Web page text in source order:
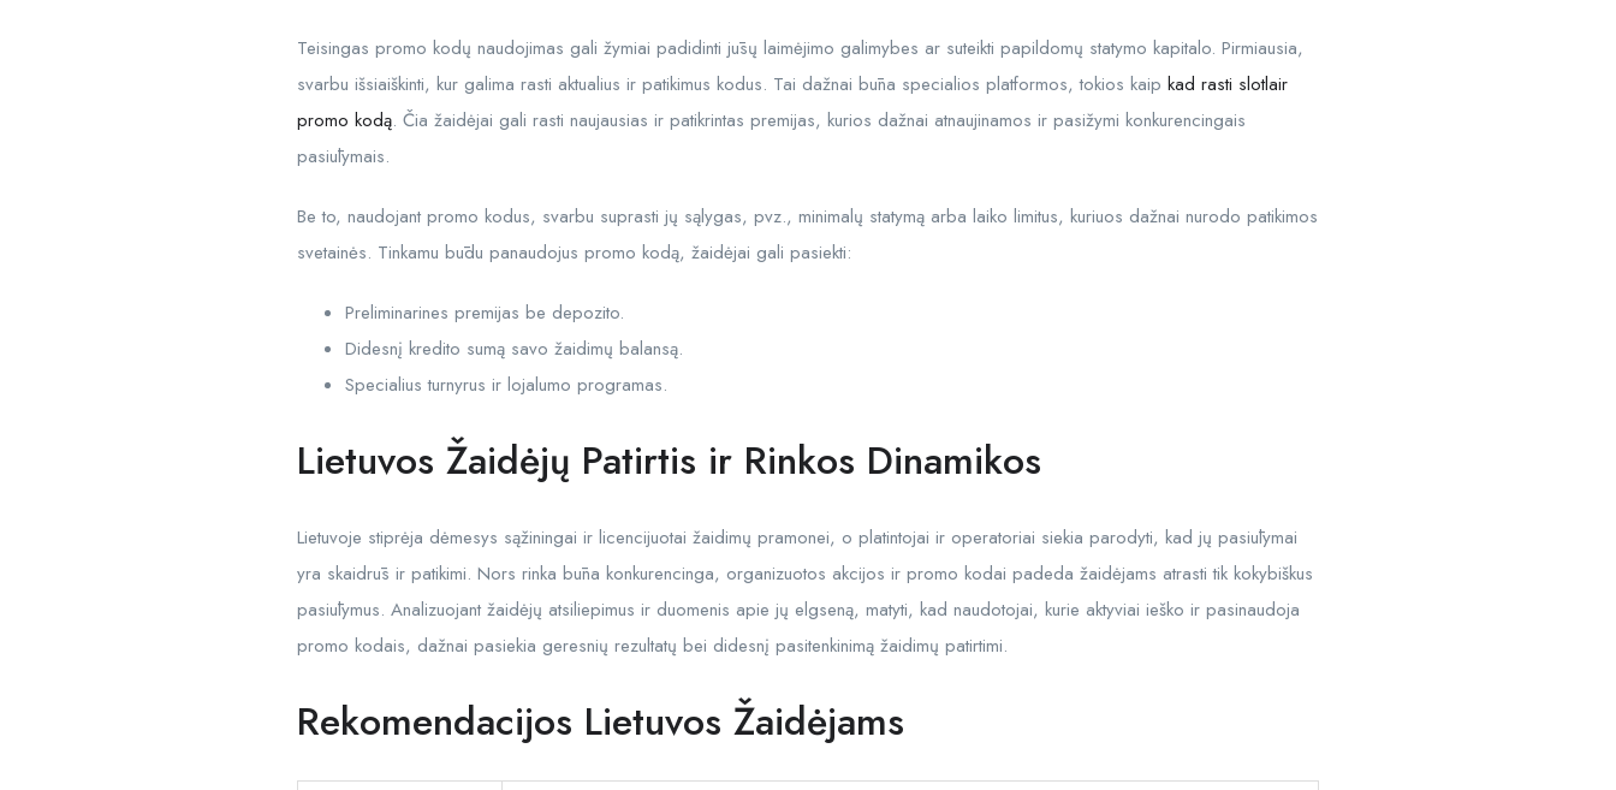
Teisingas promo kodų naudojimas gali žymiai padidinti jūsų laimėjimo galimybes ar suteikti papildomų statymo kapitalo. Pirmiausia,
svarbu išsiaiškinti, kur galima rasti aktualius ir patikimus kodus. Tai dažnai būna specialios platformos, tokios kaip kad rasti slotlair
promo kodą. Čia žaidėjai gali rasti naujausias ir patikrintas premijas, kurios dažnai atnaujinamos ir pasižymi konkurencingais
pasiūlymais.
Be to, naudojant promo kodus, svarbu suprasti jų sąlygas, pvz., minimalų statymą arba laiko limitus, kuriuos dažnai nurodo patikimos
svetainės. Tinkamu būdu panaudojus promo kodą, žaidėjai gali pasiekti:
Preliminarines premijas be depozito.
Didesnį kredito sumą savo žaidimų balansą.
Specialius turnyrus ir lojalumo programas.
Lietuvos Žaidėjų Patirtis ir Rinkos Dinamikos
Lietuvoje stiprėja dėmesys sąžiningai ir licencijuotai žaidimų pramonei, o platintojai ir operatoriai siekia parodyti, kad jų pasiūlymai
yra skaidrūs ir patikimi. Nors rinka būna konkurencinga, organizuotos akcijos ir promo kodai padeda žaidėjams atrasti tik kokybiškus
pasiūlymus. Analizuojant žaidėjų atsiliepimus ir duomenis apie jų elgseną, matyti, kad naudotojai, kurie aktyviai ieško ir pasinaudoja
promo kodais, dažnai pasiekia geresnių rezultatų bei didesnį pasitenkinimą žaidimų patirtimi.
Rekomendacijos Lietuvos Žaidėjams